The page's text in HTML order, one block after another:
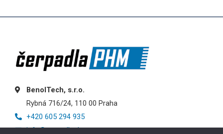
BenolTech, s.r.o.
Rybná 716/24, 110 00 Praha
+420 605 294 935
info@cerpadlaphm.cz